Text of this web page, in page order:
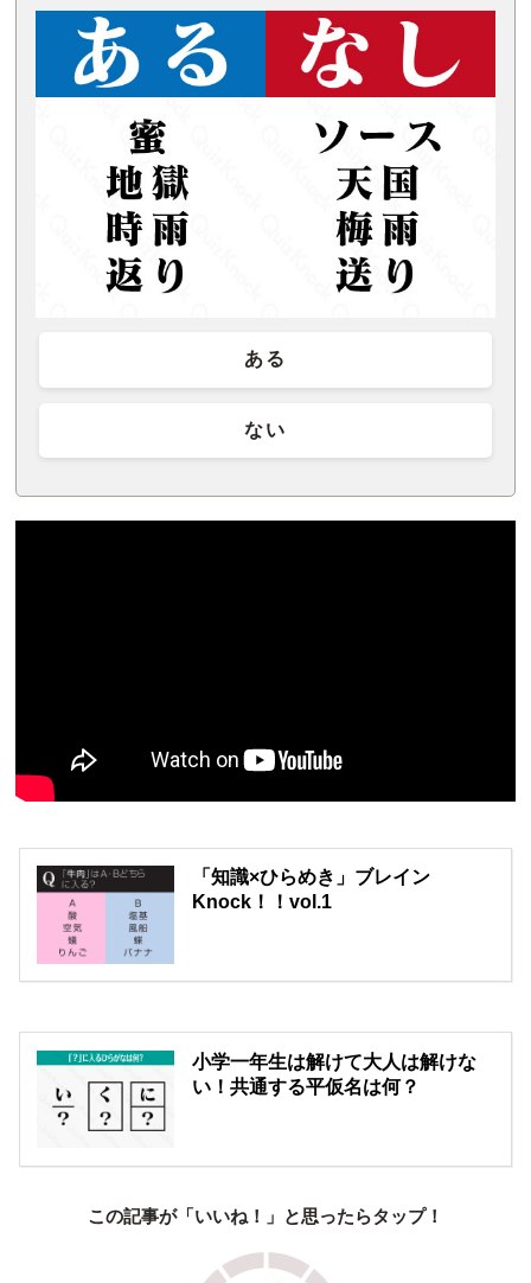
ある
ない
「知識×ひらめき」ブレイン
Knock！！vol.1
小学一年生は解けて大人は解けな
い！共通する平仮名は何？
この記事が「いいね！」と思ったらタップ！